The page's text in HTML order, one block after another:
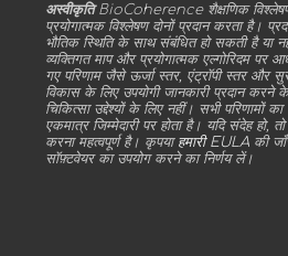
अस्वीकृतिBioCoherence शैक्षणिक
प्रयोगात्मक विश्लेषण दोनों प्रदान करता है।
भौतिक स्थिति के साथ संबंधित हो सकती है या
व्यक्तिगत माप और प्रयोगात्मक एल्गोरिदम पर
गए परिणाम जैसे ऊर्जा स्तर, एंट्रॉपी स्तर और
विकास के लिए उपयोगी जानकारी प्रदान करने
चिकित्सा उद्देश्यों के लिए नहीं। सभी परिणामों
एकमात्र जिम्मेदारी पर होता है। यदि संदेह हो,
करना महत्वपूर्ण है। कृपया हमारी EULA की
सॉफ़्टवेयर का उपयोग करने का निर्णय लें।